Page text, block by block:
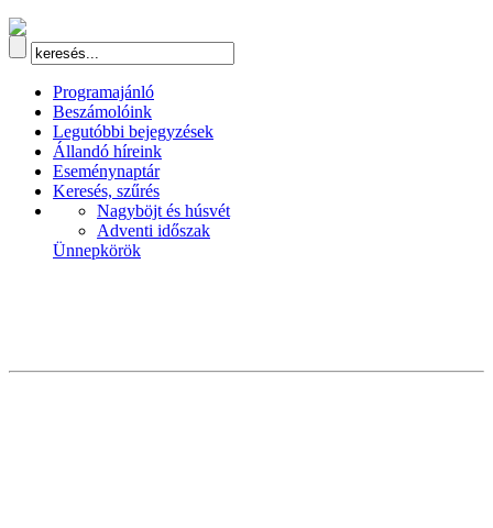
Programajánló
Beszámolóink
Legutóbbi bejegyzések
Állandó híreink
Eseménynaptár
Keresés, szűrés
Nagyböjt és húsvét
Adventi időszak
Ünnepkörök